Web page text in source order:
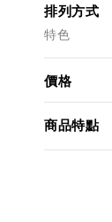
排列方式
特色
價格
商品特點